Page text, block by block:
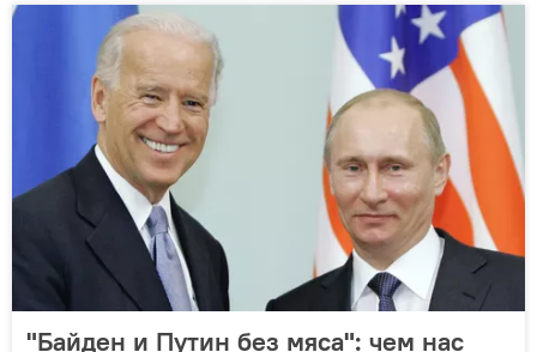
"Байден и Путин без мяса": чем нас